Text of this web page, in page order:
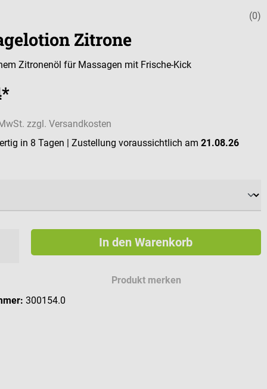
(0)
Zitrone
Zitronenöl für Massagen mit Frische-Kick
zzgl. Versandkosten
in 8 Tagen
| Zustellung voraussichtlich am21.08.26
In den Warenkorb
Produkt merken
300154.0